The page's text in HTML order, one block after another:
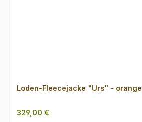
Loden-Fleecejacke "Urs" - orange
Regulärer Preis:
329,00 €